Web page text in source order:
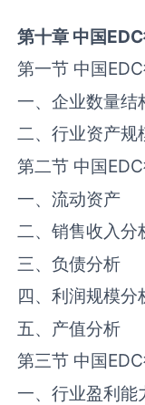
第十章 中国EDC
第一节 中国‌‌
一、企业数量结
二、行业资产规
第二节 中国‌‌
一、流动资产
二、销售收入分
三、负债分析
四、利润规模分
五、产值分析
第三节 中国‌‌
一、行业盈利能